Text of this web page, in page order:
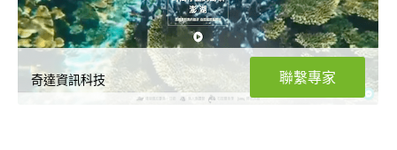
奇達資訊科技 聯繫專家